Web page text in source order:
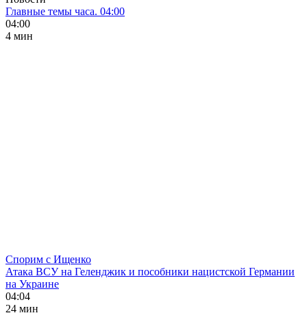
Главные темы часа. 04:00
04:00
4 мин
Спорим с Ищенко
Атака ВСУ на Геленджик и пособники нацистской Германии
на Украине
04:04
24 мин